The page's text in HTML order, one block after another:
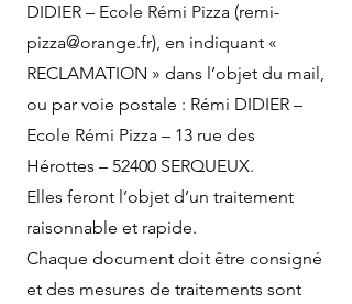
DIDIER – Ecole Rémi Pizza (remi-
pizza@orange.fr), en indiquant «
RECLAMATION » dans l’objet du mail,
ou par voie postale : Rémi DIDIER –
Ecole Rémi Pizza – 13 rue des
Hérottes – 52400 SERQUEUX.
Elles feront l’objet d’un traitement
raisonnable et rapide.
Chaque document doit être consigné
et des mesures de traitements sont